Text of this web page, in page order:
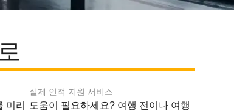
미리
실제 인적 지원 서비스
도움이 필요하세요? 여행 전이나 여행